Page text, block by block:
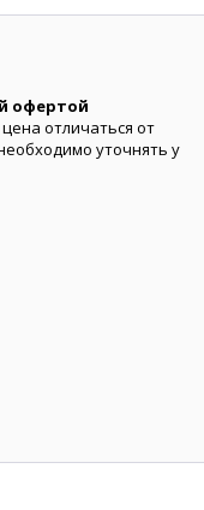
офертой
отличаться от
уточнять у